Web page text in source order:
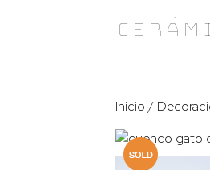
Inicio /